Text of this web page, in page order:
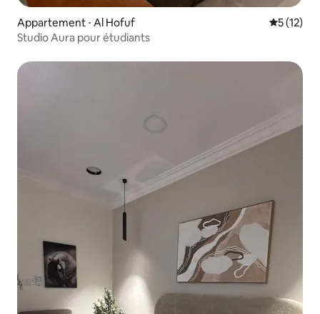
Appartement ⋅ Al Hofuf
5 (12)
Studio Aura pour étudiants